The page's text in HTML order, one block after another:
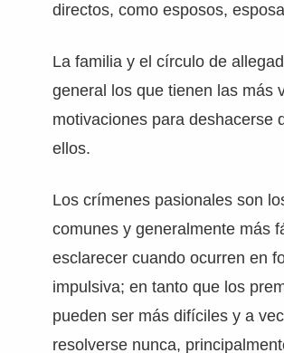
directos, como esposos,
La familia y el círculo de
general los que tienen las más
motivaciones para deshacerse
ellos.
Los crímenes pasionales son
comunes y generalmente más
esclarecer cuando ocurren en
impulsiva; en tanto que los
pueden ser más difíciles y a
resolverse nunca,